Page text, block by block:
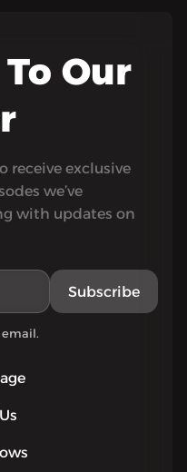
Our
receive exclusive
we’ve
with updates on
Subscribe